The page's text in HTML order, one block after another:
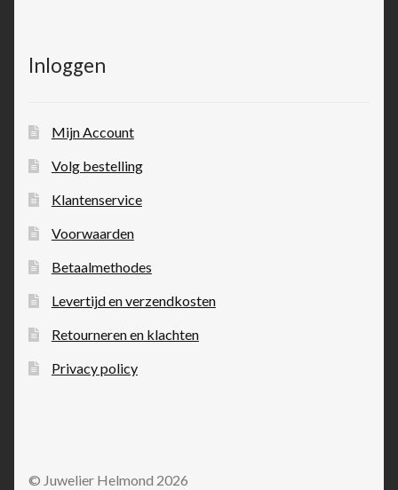
Inloggen
Mijn Account
Volg bestelling
Klantenservice
Voorwaarden
Betaalmethodes
Levertijd en verzendkosten
Retourneren en klachten
Privacy policy
© Juwelier Helmond 2026